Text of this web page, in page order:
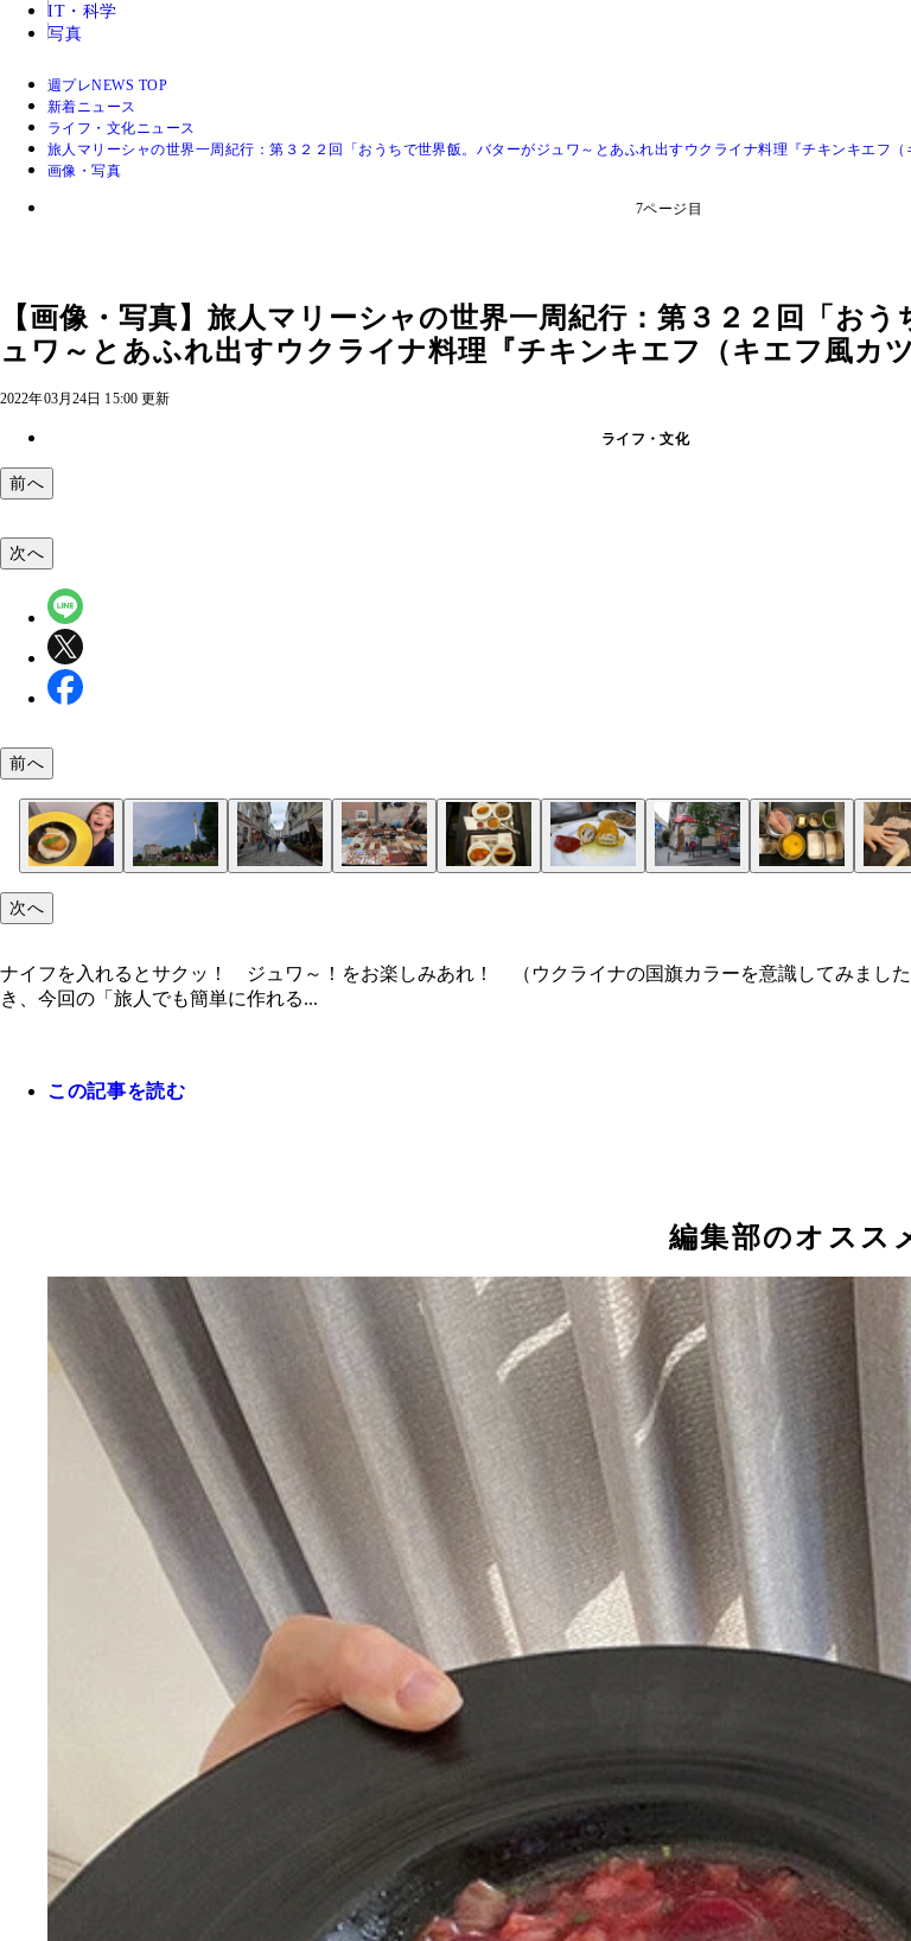
IT・科学
写真
週プレNEWS TOP
新着ニュース
ライフ・文化ニュース
旅人マリーシャの世界一周紀行：第３２２回「おうちで世界飯。バターがジュワ～とあふれ出すウクライナ料理『チキンキエフ（
画像・写真
7ページ目
【画像・写真】旅人マリーシャの世界一周紀行：第３２２回「お
ュワ～とあふれ出すウクライナ料理『チキンキエフ（キエフ風カ
2022年03月24日 15:00 更新
ライフ・文化
前へ
ナイフを入れるとサクッ！ ジュワ～！をお楽しみあれ！ （ウクライナの国旗カラーを意識
首都キエフの独立広場の何気ない日常
どこを歩いても絵になるリビウの街中
リビウの路上フリマでピンバッチを爆買い
（上のトレー）レモン型のフライがチキンキエフ、グレーチカ（蕎麦の実粥）、多分ソリャ
ナイフで切ると中からバターが流れ出しました
ウクライナ料理チェーン店「プザタハタ（Ｐｕｚａｔａ Ｈａｔａ）」
材料：鶏ささみ、バター、パセリ、にんにく、溶き卵、小麦粉、パン粉
１．ささみを切り開き（筋はとり除く）、叩いて薄く伸ばす。
２．肉全体に塩胡椒をし、にんにく、パセリ、バターを乗せたら、はみ出さないように巻いて包
３．２に、小麦粉→溶き卵→パン粉、の順に衣を付ける。
４．鍋に揚げ油を深さ３ｃｍ程入れ、１７０度で６分ほど揚げてできあがり。
マッシュポテトやカットレモンを添えてめしあがれ
サクッと衣を切るとバターが飛び出してジュワ～とあふれます
バターが溶け出したチキンには空洞が残る
２個目もサクジュワ大成功！ 色もこっちの方がキツネ色！
次へ
前へ
次へ
ナイフを入れるとサクッ！ ジュワ～！をお楽しみあれ！ （ウクライナの国旗カラーを意識してみまし
き、今回の「旅人でも簡単に作れる...
この記事を読む
編集部のオスス